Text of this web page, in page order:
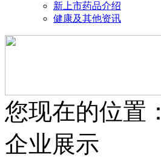
新上市药品介绍
健康及其他资讯
您现在的位置
企业展示